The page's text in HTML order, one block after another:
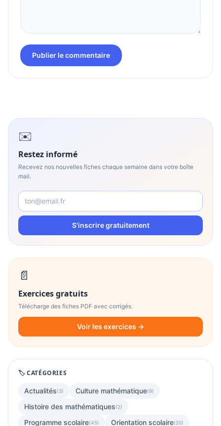
Publier le commentaire
✉️
Restez informé
Recevez nos nouvelles fiches chaque semaine dans votre boîte
mail.
S'inscrire gratuitement
📄
Exercices gratuits
Télécharge des fiches PDF avec corrigés.
Voir les exercices →
🏷️ CATÉGORIES
Actualités(3) Culture mathématique(9)
Histoire des mathématiques(2)
Programme scolaire(45) Orientation scolaire(20)